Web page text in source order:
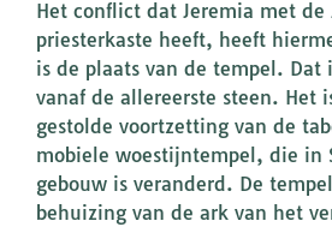
Het conflict dat Jeremia met de
priesterkaste heeft, heeft
is de plaats van de tempel. Dat
vanaf de allereerste steen. Het
gestolde voortzetting van de
mobiele woestijntempel, die in
gebouw is veranderd. De
behuizing van de ark van het